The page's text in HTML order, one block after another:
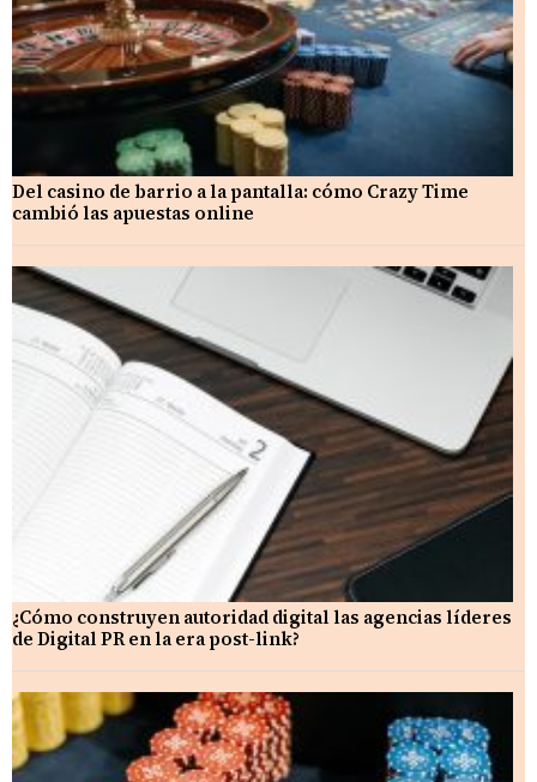
Del casino de barrio a la pantalla: cómo Crazy Time
cambió las apuestas online
¿Cómo construyen autoridad digital las agencias líderes
de Digital PR en la era post-link?